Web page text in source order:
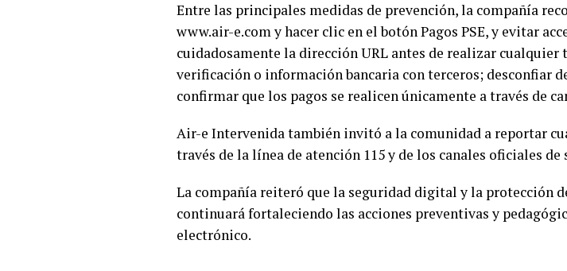
Entre las principales medidas de prevención, la compañía
www.air-e.com y hacer clic en el botón Pagos PSE, y evitar
cuidadosamente la dirección URL antes de realizar
verificación o información bancaria con terceros; desconfiar
confirmar que los pagos se realicen únicamente a través de
Air-e Intervenida también invitó a la comunidad a reportar
través de la línea de atención 115 y de los canales oficiales
La compañía reiteró que la seguridad digital y la protección
continuará fortaleciendo las acciones preventivas y
electrónico.